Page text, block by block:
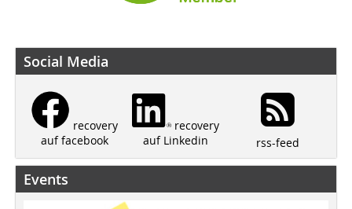
Social Media
recovery
auf facebook
recovery
auf Linkedin
rss-feed
Events